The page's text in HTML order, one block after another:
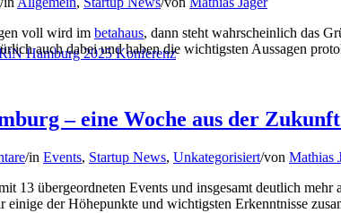
Hamburg 2025 Konferenz
voll wird im betahaus, dann steht wahrscheinlich das
auch dabei und haben die wichtigsten Aussagen
– eine Woche aus der
/in Events, Startup News, Unkategorisiert/von Mathias
13 übergeordneten Events und insgesamt deutlich
einige der Höhepunkte und wichtigsten Erkenntnisse